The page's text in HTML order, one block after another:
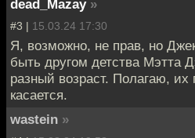
dead_Mazay »
#3 | 15.03.24 17:30
Я, возможно, не прав, но
быть другом детства Мэтта
разный возраст. Полагаю, их
касается.
wastein »